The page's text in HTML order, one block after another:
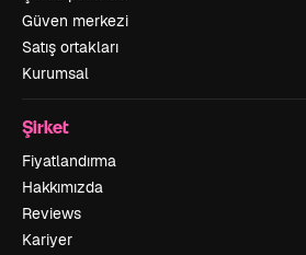
Güven merkezi
Satış ortakları
Kurumsal
Şirket
Fiyatlandırma
Hakkımızda
Reviews
Kariyer